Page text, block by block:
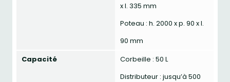
x l. 335 mm
Poteau : h. 2000 x p. 90 x l.
90 mm
Capacité
Corbeille : 50 L
Distributeur : jusqu’à 500